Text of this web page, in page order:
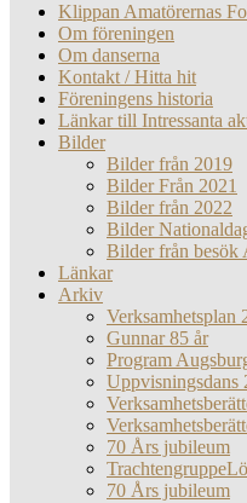
Klippan Amatörernas
Om föreningen
Om danserna
Kontakt / Hitta hit
Föreningens historia
Länkar till Intressanta
Bilder
Bilder från 2019
Bilder Från 2021
Bilder från 2022
Bilder
Bilder från besök
Länkar
Arkiv
Verksamhetsplan
Gunnar 85 år
Program
Uppvisningsdans
70 Års jubileum
70 Års jubileum